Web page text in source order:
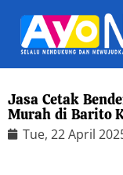
Jasa Cetak
Murah di Barito
Tue, 22 April